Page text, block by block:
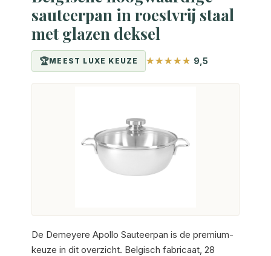
sauteerpan in roestvrij staal
met glazen deksel
MEEST LUXE KEUZE 9,5
De Demeyere Apollo Sauteerpan is de premium-
keuze in dit overzicht. Belgisch fabricaat, 28